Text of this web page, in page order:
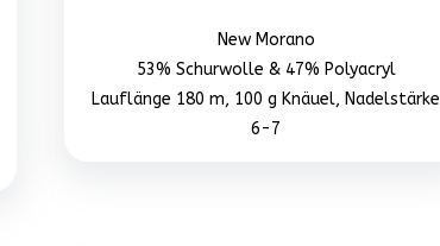
New Morano
53% Schurwolle & 47% Polyacryl
Lauflänge 180 m, 100 g Knäuel, Nadelstärke
6-7